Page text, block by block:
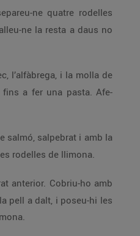
ne quatre rodelles
ne la resta a daus no
l’alfàbrega, i la molla de
a fer una pasta. Afe-
salmó, salpebrat i amb la
rodelles de llimona.
anterior. Cobriu-ho amb
pell a dalt, i poseu-hi les